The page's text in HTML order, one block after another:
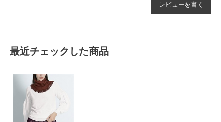
レビューを書く
最近チェックした商品